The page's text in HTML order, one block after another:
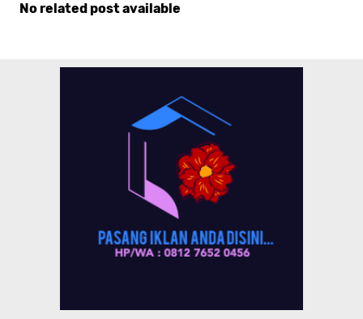
No related post available